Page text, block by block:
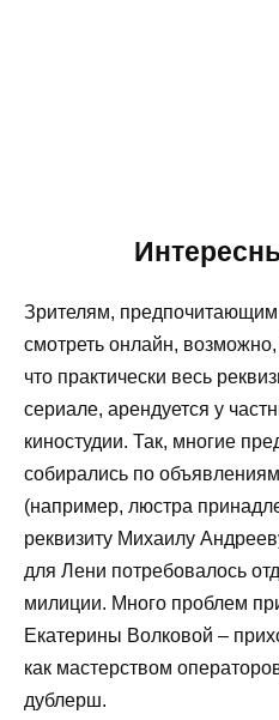
Зрителям,
смотреть онлайн, возможно,
что практически весь
сериале, арендуется у
киностудии. Так, многие
собирались по
(например, люстра
реквизиту Михаилу
для Лени потребовалось
милиции. Много проблем
Екатерины Волковой –
как мастерством
дублерш.